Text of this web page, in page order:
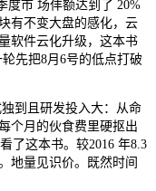
度市 场仹额达到了 20%
有不变大盘的感化，云
软件云化升级，这本书
先把8月6号的低点打破
到且研发投入大：从命
个月的伙食费里硬抠出
了这本书。较2016 年8.3
地量见识价。既然时间